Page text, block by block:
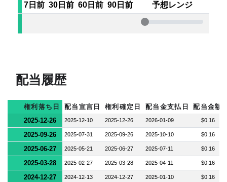
7日前 30日前 60日前 90日前 予想レンジ
配当履歴
権利落ち日 配当宣言日 権利確定日 配当金支払日
配当金額
2025-12-26
2025-12-10 2025-12-26 2026-01-09 $0.16
2025-09-26 2025-07-31 2025-09-26 2025-10-10 $0.16
2025-06-27 2025-05-21 2025-06-27 2025-07-11 $0.16
2025-03-28 2025-02-27 2025-03-28 2025-04-11 $0.16
2024-12-27 2024-12-13 2024-12-27 2025-01-10 $0.16